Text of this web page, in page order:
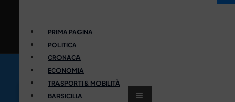
PRIMA PAGINA
POLITICA
CRONACA
ECONOMIA
TRASPORTI & MOBILITÀ
BARSICILIA